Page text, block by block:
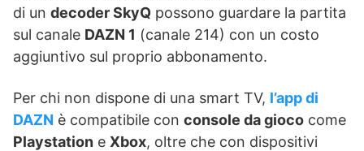
di un decoder SkyQ possono guardare la partita
sul canale DAZN 1 (canale 214) con un costo
aggiuntivo sul proprio abbonamento.
Per chi non dispone di una smart TV, l’app di
DAZN è compatibile con console da gioco come
Playstation e Xbox, oltre che con dispositivi